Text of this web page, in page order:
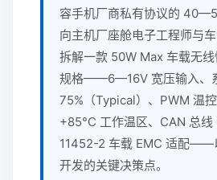
容手机厂商私有协议的
向主机厂座舱电子工程师与车
拆解一款 50W Max 车载无
规格——6—16V 宽压输入、
75%（Typical）、PWM 温
+85°C 工作温区、CAN 总线
11452-2 车载 EMC 适配——
开发的关键决策点。